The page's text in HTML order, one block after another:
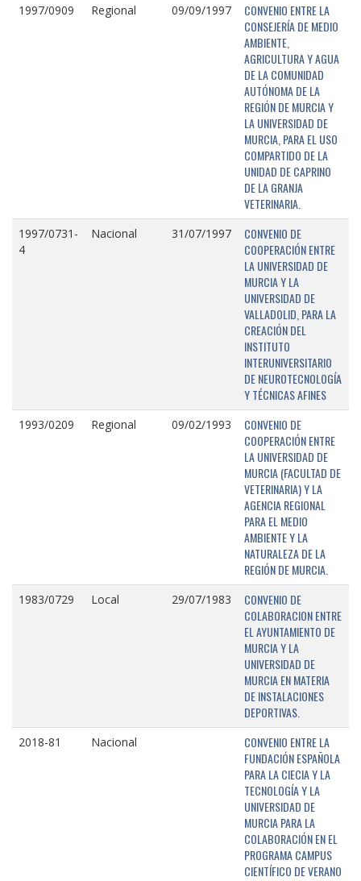
1997/0909 Regional 09/09/1997
CONVENIO ENTRE LA
CONSEJERÍA DE MEDIO
AMBIENTE,
AGRICULTURA Y AGUA
DE LA COMUNIDAD
AUTÓNOMA DE LA
REGIÓN DE MURCIA Y
LA UNIVERSIDAD DE
MURCIA, PARA EL USO
COMPARTIDO DE LA
UNIDAD DE CAPRINO
DE LA GRANJA
VETERINARIA.
1997/0731-
4
Nacional 31/07/1997
CONVENIO DE
COOPERACIÓN ENTRE
LA UNIVERSIDAD DE
MURCIA Y LA
UNIVERSIDAD DE
VALLADOLID, PARA LA
CREACIÓN DEL
INSTITUTO
INTERUNIVERSITARIO
DE NEUROTECNOLOGÍA
Y TÉCNICAS AFINES
1993/0209 Regional 09/02/1993
CONVENIO DE
COOPERACIÓN ENTRE
LA UNIVERSIDAD DE
MURCIA (FACULTAD DE
VETERINARIA) Y LA
AGENCIA REGIONAL
PARA EL MEDIO
AMBIENTE Y LA
NATURALEZA DE LA
REGIÓN DE MURCIA.
1983/0729 Local 29/07/1983
CONVENIO DE
COLABORACION ENTRE
EL AYUNTAMIENTO DE
MURCIA Y LA
UNIVERSIDAD DE
MURCIA EN MATERIA
DE INSTALACIONES
DEPORTIVAS.
2018-81 Nacional
CONVENIO ENTRE LA
FUNDACIÓN ESPAÑOLA
PARA LA CIECIA Y LA
TECNOLOGÍA Y LA
UNIVERSIDAD DE
MURCIA PARA LA
COLABORACIÓN EN EL
PROGRAMA CAMPUS
CIENTÍFICO DE VERANO